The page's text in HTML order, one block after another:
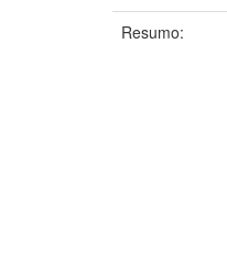
Resumo: